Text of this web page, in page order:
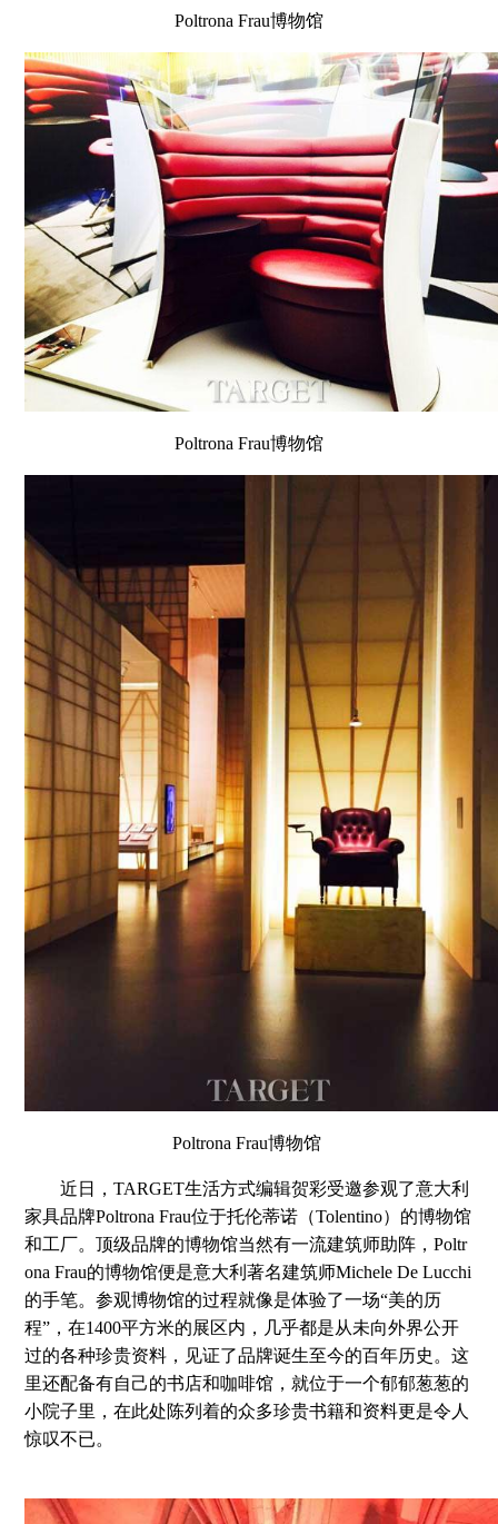
Poltrona Frau博物馆
Poltrona Frau博物馆
Poltrona Frau博物馆
近日，TARGET生活方式编辑贺彩受邀参观了意大利
家具品牌Poltrona Frau位于托伦蒂诺（Tolentino）的博物馆
和工厂。顶级品牌的博物馆当然有一流建筑师助阵，Poltr
ona Frau的博物馆便是意大利著名建筑师Michele De Lucchi
的手笔。参观博物馆的过程就像是体验了一场“美的历
程”，在1400平方米的展区内，几乎都是从未向外界公开
过的各种珍贵资料，见证了品牌诞生至今的百年历史。这
里还配备有自己的书店和咖啡馆，就位于一个郁郁葱葱的
小院子里，在此处陈列着的众多珍贵书籍和资料更是令人
惊叹不已。